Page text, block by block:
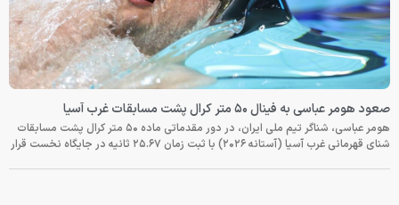
صعود هومر عباسی به فینال ۵۰ متر کرال پشت مسابقات غرب آسیا
هومر عباسی، شناگر تیم ملی ایران، در دور مقدماتی ماده ۵۰ متر کرال پشت مسابقات
شنای قهرمانی غرب آسیا (آستانه ۲۰۲۶) با ثبت زمان ۲۵.۶۷ ثانیه در جایگاه نخست قرار